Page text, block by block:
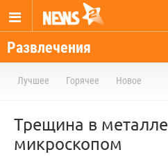
Развлечения
Лучшее Горячее Новое
Трещина в
микроскопом